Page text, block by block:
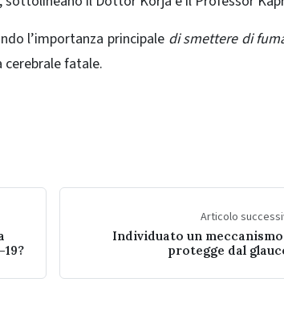
l’importanza principale di smettere di
fatale.
Articolo
Individuato un meccanismo
protegge dal